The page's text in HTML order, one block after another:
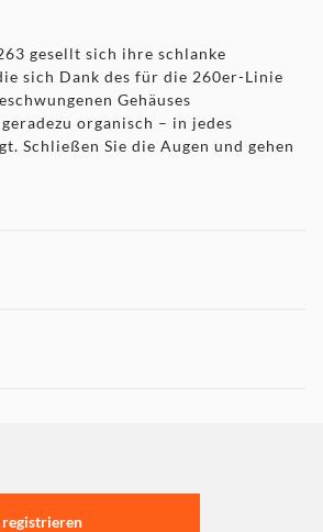
gesellt sich ihre schlanke
sich Dank des für die 260er-Linie
Gehäuses
organisch – in jedes
Schließen Sie die Augen und gehen
registrieren